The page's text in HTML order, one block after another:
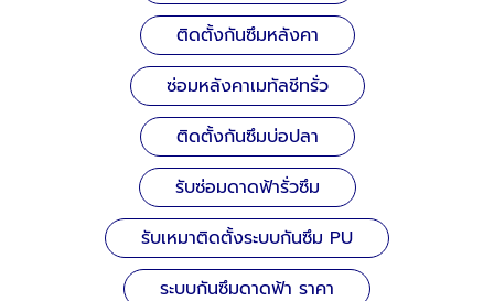
ติดตั้งกันซึมหลังคา
ซ่อมหลังคาเมทัลชีทรั่ว
ติดตั้งกันซึมบ่อปลา
รับซ่อมดาดฟ้ารั่วซึม
รับเหมาติดตั้งระบบกันซึม PU
ระบบกันซึมดาดฟ้า ราคา